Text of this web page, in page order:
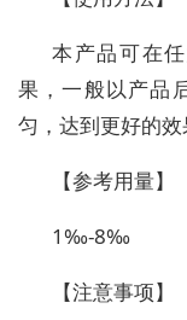
本产品可在
果，一般以产品
匀，达到更好的效
【参考用量】
1‰-8‰
【注意事项】